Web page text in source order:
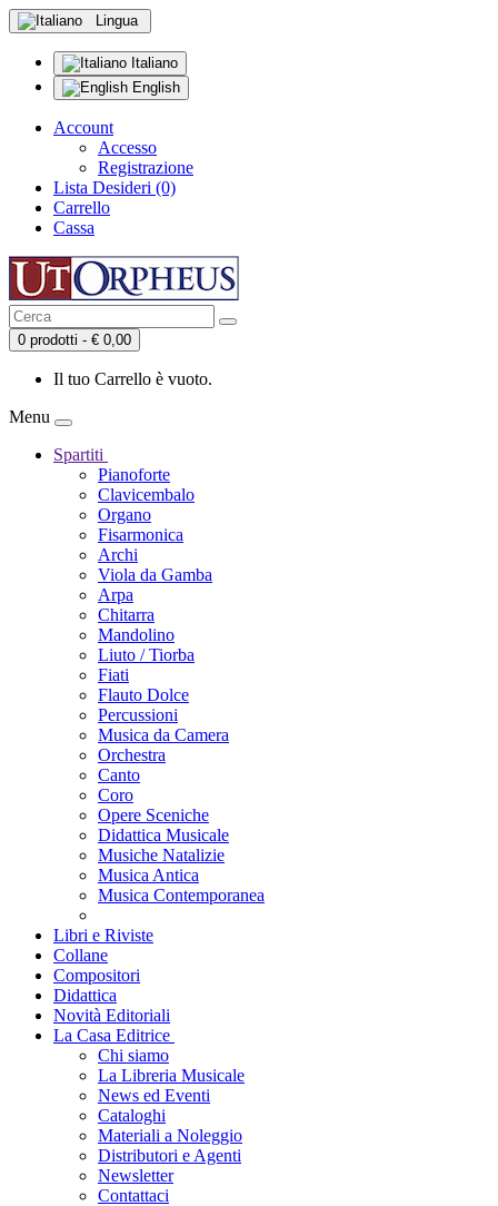
Lingua
Italiano
English
Account
Accesso
Registrazione
Lista Desideri (0)
Carrello
Cassa
0 prodotti - € 0,00
Il tuo Carrello è vuoto.
Menu
Spartiti
Pianoforte
Clavicembalo
Organo
Fisarmonica
Archi
Viola da Gamba
Arpa
Chitarra
Mandolino
Liuto / Tiorba
Fiati
Flauto Dolce
Percussioni
Musica da Camera
Orchestra
Canto
Coro
Opere Sceniche
Didattica Musicale
Musiche Natalizie
Musica Antica
Musica Contemporanea
Libri e Riviste
Collane
Compositori
Didattica
Novità Editoriali
La Casa Editrice
Chi siamo
La Libreria Musicale
News ed Eventi
Cataloghi
Materiali a Noleggio
Distributori e Agenti
Newsletter
Contattaci